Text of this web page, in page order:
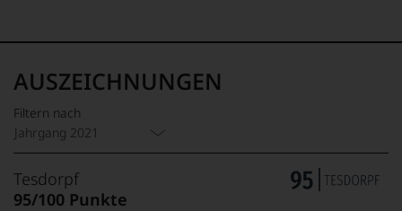
AUSZEICHNUNGEN
Filtern nach
Jahrgang 2021
Tesdorpf
95/100 Punkte